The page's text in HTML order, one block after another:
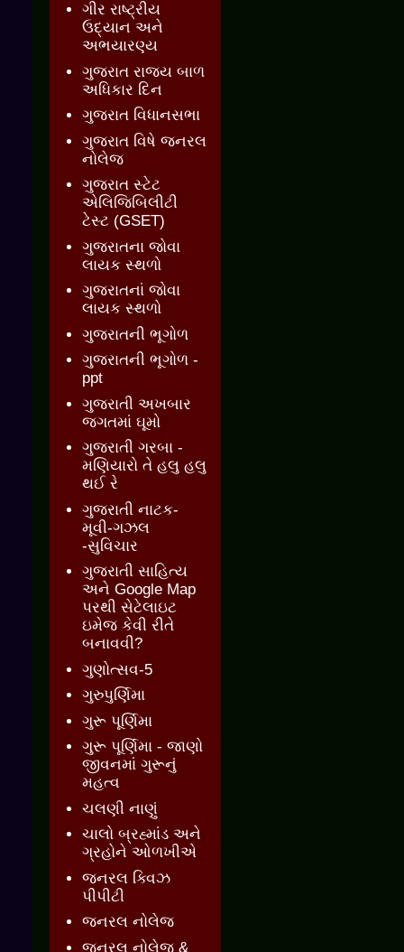
ગીર રાષ્ટ્રીય
ઉદ્યાન અને
અભયારણ્ય
ગુજરાત રાજ્ય બાળ
અધિકાર દિન
ગુજરાત વિધાનસભા
ગુજરાત વિષે જનરલ
નોલેજ
ગુજરાત સ્ટેટ
એલિજિબિલીટી
ટેસ્ટ (GSET)
ગુજરાતના જોવા
લાયક સ્થળો
ગુજરાતનાં જોવા
લાયક સ્થળો
ગુજરાતની ભૂગોળ
ગુજરાતની ભૂગોળ -
ppt
ગુજરાતી અખબાર
જગતમાં ઘૂમો
ગુજરાતી ગરબા -
મણિયારો તે હલુ હલુ
થઈ રે
ગુજરાતી નાટક-
મૂવી-ગઝલ
-સુવિચાર
ગુજરાતી સાહિત્ય
અને Google Map
પરથી સેટેલાઇટ
ઇમેજ કેવી રીતે
બનાવવી?
ગુણોત્સવ-5
ગુરુપુર્ણિમા
ગુરૂ પૂર્ણિમા
ગુરૂ પૂર્ણિમા - જાણો
જીવનમાં ગુરૂનું
મહત્વ
ચલણી નાણું
ચાલો બ્રહ્માંડ અને
ગ્રહોને ઓળખીએ
જનરલ ક્વિઝ
પીપીટી
જનરલ નોલેજ
જનરલ નોલેજ &